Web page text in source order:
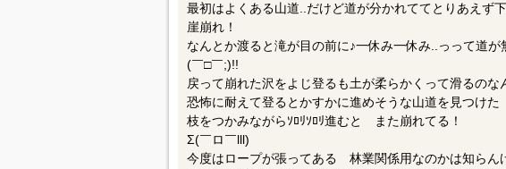
最初はよくある山道..だけど道が分かれててとりあえず
崖崩れ！
なんとか渡ると滝が目の前に♪一休み一休み..っって道が
(￣□￣;)!!
戻って崩れた沢をよじ登るも土が柔らかくって滑るのな
恐怖に耐えて登るとかすかに進めそうな山道を見つけた
枝をつかみながらｿﾛﾘｿﾛﾘ進むと また崩れてる！
Σ(￣ロ￣lll)
今度はロープが張ってある 林業関係用なのかは知らん